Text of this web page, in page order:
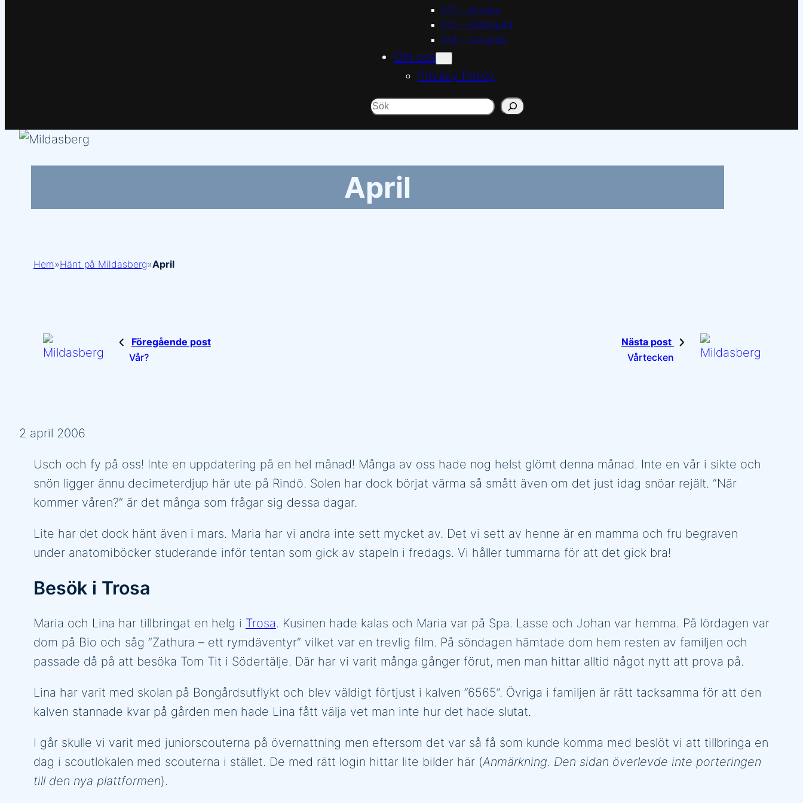
011 – Julvaka
012 – Källarguld
014 – Torvglöd
Om oss
Privacy Policy
Sök
April
Hem»Hänt på Mildasberg»April
Föregående post
Vår?
Nästa post
Vårtecken
2 april 2006
Usch och fy på oss! Inte en uppdatering på en hel månad! Många av oss hade nog helst glömt denna månad. Inte en vår i sikte och
snön ligger ännu decimeterdjup här ute på Rindö. Solen har dock börjat värma så smått även om det just idag snöar rejält. ”När
kommer våren?” är det många som frågar sig dessa dagar.
Lite har det dock hänt även i mars. Maria har vi andra inte sett mycket av. Det vi sett av henne är en mamma och fru begraven
under anatomiböcker studerande inför tentan som gick av stapeln i fredags. Vi håller tummarna för att det gick bra!
Besök i Trosa
Maria och Lina har tillbringat en helg i Trosa. Kusinen hade kalas och Maria var på Spa. Lasse och Johan var hemma. På lördagen var
dom på Bio och såg ”Zathura – ett rymdäventyr” vilket var en trevlig film. På söndagen hämtade dom hem resten av familjen och
passade då på att besöka Tom Tit i Södertälje. Där har vi varit många gånger förut, men man hittar alltid något nytt att prova på.
Lina har varit med skolan på Bongårdsutflykt och blev väldigt förtjust i kalven ”6565”. Övriga i familjen är rätt tacksamma för att den
kalven stannade kvar på gården men hade Lina fått välja vet man inte hur det hade slutat.
I går skulle vi varit med juniorscouterna på övernattning men eftersom det var så få som kunde komma med beslöt vi att tillbringa en
dag i scoutlokalen med scouterna i stället. De med rätt login hittar lite bilder här (Anmärkning. Den sidan överlevde inte porteringen
till den nya plattformen).